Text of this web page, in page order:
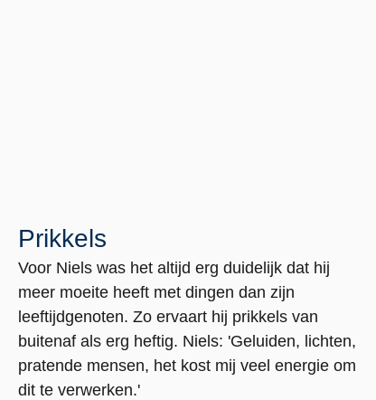
Prikkels
Voor Niels was het altijd erg duidelijk dat hij
meer moeite heeft met dingen dan zijn
leeftijdgenoten. Zo ervaart hij prikkels van
buitenaf als erg heftig. Niels: 'Geluiden, lichten,
pratende mensen, het kost mij veel energie om
dit te verwerken.'